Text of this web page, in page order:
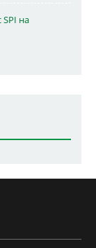
SPI на